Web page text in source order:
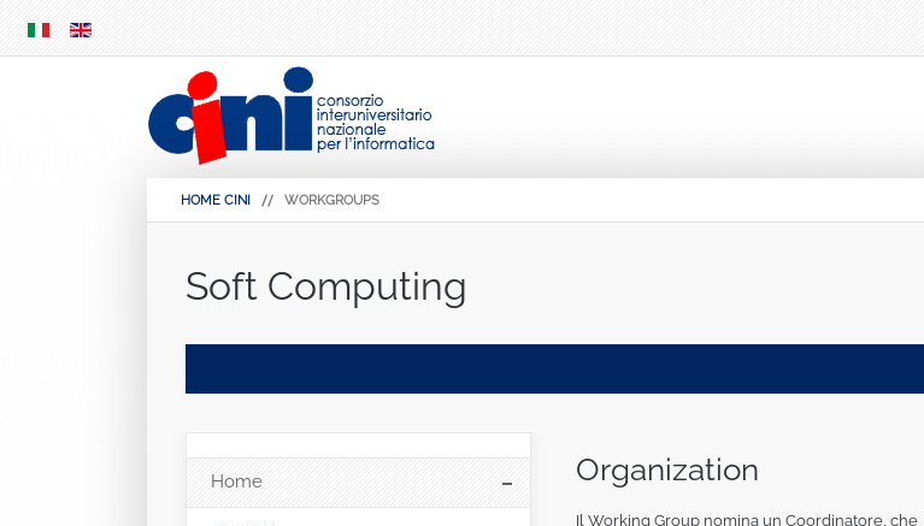
MENU
HOME CINI WORKGROUPS
Soft Computing
Organization
Il Working Group nomina un Coordinatore, che
Home